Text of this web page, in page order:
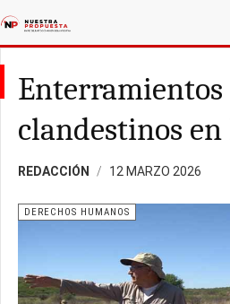
Enterramientos
clandestinos en
REDACCIÓN 12 MARZO 2026
DERECHOS HUMANOS